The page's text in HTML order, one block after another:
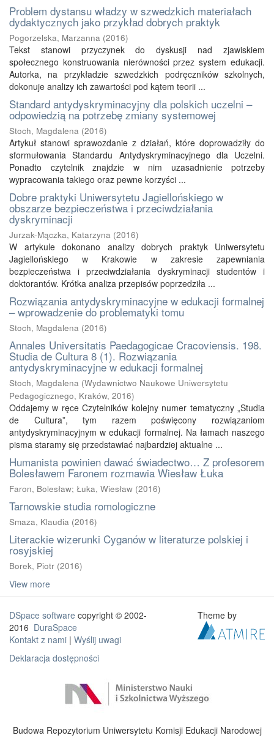
Problem dystansu władzy w szwedzkich materiałach
dydaktycznych jako przykład dobrych praktyk
Pogorzelska, Marzanna (2016)
Tekst stanowi przyczynek do dyskusji nad zjawiskiem
społecznego konstruowania nierówności przez system edukacji.
Autorka, na przykładzie szwedzkich podręczników szkolnych,
dokonuje analizy ich zawartości pod kątem teorii ...
Standard antydyskryminacyjny dla polskich uczelni –
odpowiedzią na potrzebę zmiany systemowej
Stoch, Magdalena (2016)
Artykuł stanowi sprawozdanie z działań, które doprowadziły do
sformułowania Standardu Antydyskryminacyjnego dla Uczelni.
Ponadto czytelnik znajdzie w nim uzasadnienie potrzeby
wypracowania takiego oraz pewne korzyści ...
Dobre praktyki Uniwersytetu Jagiellońskiego w
obszarze bezpieczeństwa i przeciwdziałania
dyskryminacji
Jurzak-Mączka, Katarzyna (2016)
W artykule dokonano analizy dobrych praktyk Uniwersytetu
Jagiellońskiego w Krakowie w zakresie zapewniania
bezpieczeństwa i przeciwdziałania dyskryminacji studentów i
doktorantów. Krótka analiza przepisów poprzedziła ...
Rozwiązania antydyskryminacyjne w edukacji formalnej
– wprowadzenie do problematyki tomu
Stoch, Magdalena (2016)
Annales Universitatis Paedagogicae Cracoviensis. 198.
Studia de Cultura 8 (1). Rozwiązania
antydyskryminacyjne w edukacji formalnej
Stoch, Magdalena (Wydawnictwo Naukowe Uniwersytetu
Pedagogicznego, Kraków, 2016)
Oddajemy w ręce Czytelników kolejny numer tematyczny „Studia
de Cultura”, tym razem poświęcony rozwiązaniom
antydyskryminacyjnym w edukacji formalnej. Na łamach naszego
pisma staramy się przedstawiać najbardziej aktualne ...
Humanista powinien dawać świadectwo… Z profesorem
Bolesławem Faronem rozmawia Wiesław Łuka
Faron, Bolesław; Łuka, Wiesław (2016)
Tarnowskie studia romologiczne
Smaza, Klaudia (2016)
Literackie wizerunki Cyganów w literaturze polskiej i
rosyjskiej
Borek, Piotr (2016)
View more
DSpace software copyright © 2002-
2016 DuraSpace
Kontakt z nami | Wyślij uwagi
Deklaracja dostępności
Theme by
Budowa Repozytorium Uniwersytetu Komisji Edukacji Narodowej